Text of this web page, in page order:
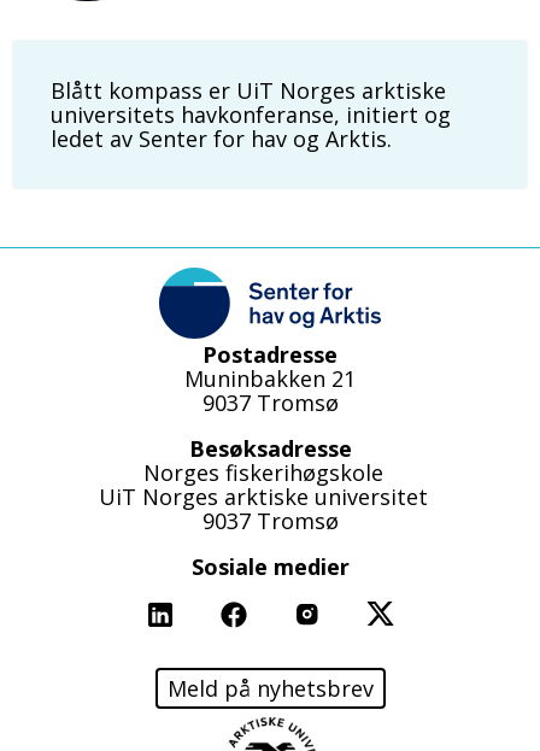
Blått kompass er UiT Norges arktiske
universitets havkonferanse, initiert og
ledet av Senter for hav og Arktis.
Postadresse
Muninbakken 21
9037 Tromsø
Besøksadresse
Norges fiskerihøgskole
UiT Norges arktiske universitet
9037 Tromsø
Sosiale medier
LinkedinFacebookInstagram
X
Meld på nyhetsbrev